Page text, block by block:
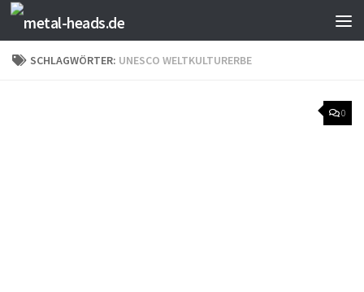
Zum Inhalt springen
SCHLAGWÖRTER: UNESCO WELTKULTURERBE
0